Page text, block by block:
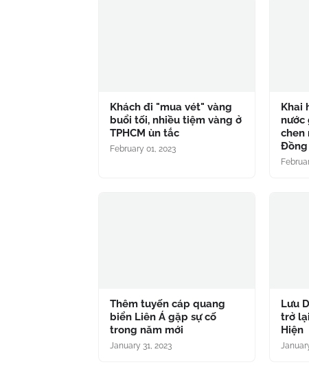
Khách đi "mua vét" vàng
buổi tối, nhiều tiệm vàng ở
TPHCM ùn tắc
February 01, 2023
Khai
nước
chen
Đồng
Thêm tuyến cáp quang
biển Liên Á gặp sự cố
trong năm mới
January 31, 2023
Lưu
trở
Hiện